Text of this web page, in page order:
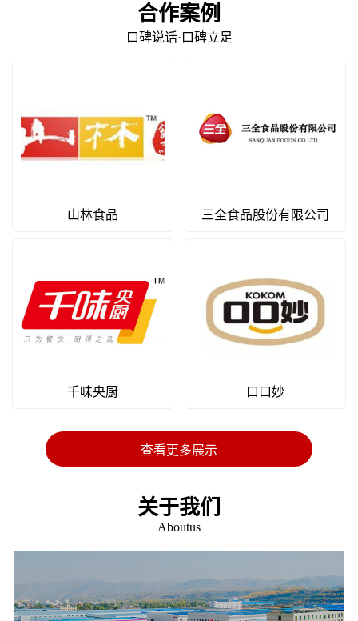
合作案例
口碑说话·口碑立足
山林食品 三全食品股份有限公司
千味央厨 口口妙
查看更多展示
关于我们
Aboutus